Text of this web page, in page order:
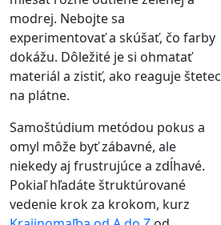
modrej. Nebojte sa
experimentovať a skúšať, čo farby
dokážu. Dôležité je si ohmatať
materiál a zistiť, ako reaguje štetec
na plátne.
Samoštúdium metódou pokus a
omyl môže byť zábavné, ale
niekedy aj frustrujúce a zdĺhavé.
Pokiaľ hľadáte štruktúrované
vedenie krok za krokom, kurz